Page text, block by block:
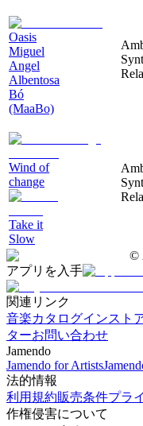
Oasis
Miguel
Angel
Albentosa
Bó
(MaaBo)
Wind of
change
Take it
Slow
©
アプリを入手
関連リンク
音楽カタログインスト
ターお問い合わせ
Jamendo
Jamendo for Artists
法的情報
利用規約販売条件プラ
作権侵害について